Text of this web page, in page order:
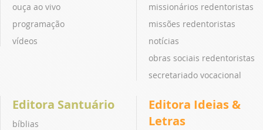
ouça ao vivo
programação
vídeos
missionários redentoristas
missões redentoristas
notícias
obras sociais redentoristas
secretariado vocacional
Editora Santuário
bíblias
Editora Ideias &
Letras